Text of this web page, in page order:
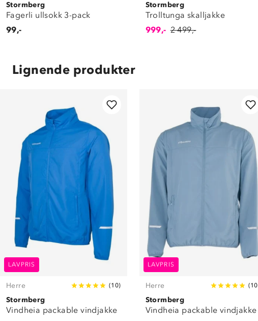
Stormberg
Fagerli ullsokk 3-pack
99,-
Stormberg
Trolltunga skalljakke
999,- 2 499,-
Lignende produkter
LAVPRIS
Herre (10)
Stormberg
Vindheia packable vindjakke
LAVPRIS
Herre (10
Stormberg
Vindheia packable vindjakke